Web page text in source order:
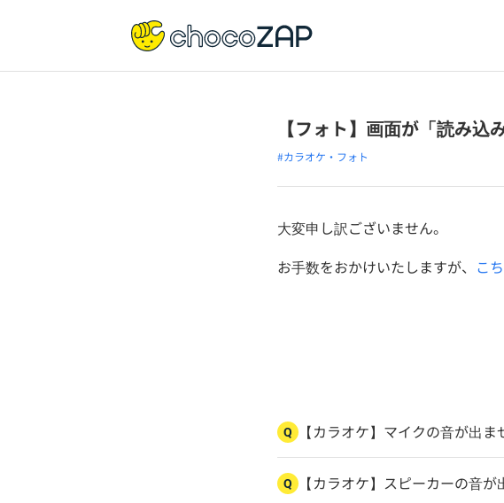
【フォト】画面が「読み込
#カラオケ・フォト
大変申し訳ございません。
お手数をおかけいたしますが、 こ
Q 【カラオケ】マイクの音が出ま
Q 【カラオケ】スピーカーの音が